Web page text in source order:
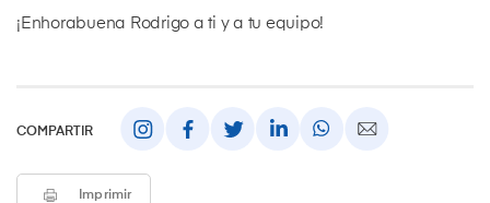
¡Enhorabuena Rodrigo a ti y a tu equipo!
COMPARTIR
Imprimir